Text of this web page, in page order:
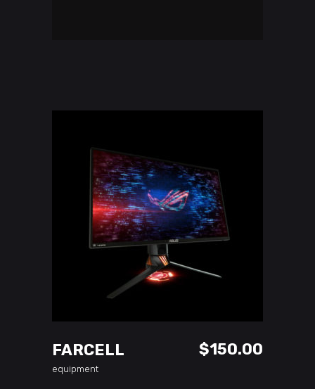
FARCELL $150.00
equipment